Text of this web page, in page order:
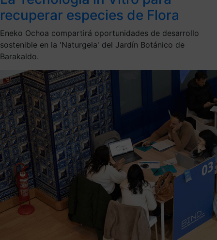
recuperar especies de Flora
Eneko Ochoa compartirá oportunidades de desarrollo
sostenible en la 'Naturgela' del Jardín Botánico de
Barakaldo.